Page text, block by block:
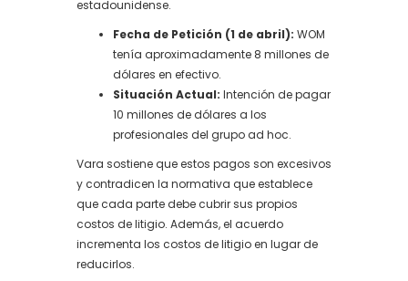
estadounidense.
Fecha de Petición (1 de abril): WOM
tenía aproximadamente 8 millones de
dólares en efectivo.
Situación Actual: Intención de pagar
10 millones de dólares a los
profesionales del grupo ad hoc.
Vara sostiene que estos pagos son excesivos
y contradicen la normativa que establece
que cada parte debe cubrir sus propios
costos de litigio. Además, el acuerdo
incrementa los costos de litigio en lugar de
reducirlos.